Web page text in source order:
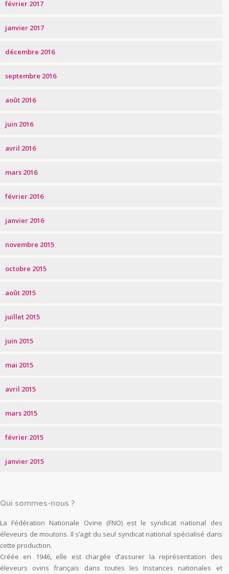
février 2017
janvier 2017
décembre 2016
septembre 2016
août 2016
juin 2016
avril 2016
mars 2016
février 2016
janvier 2016
novembre 2015
octobre 2015
août 2015
juillet 2015
juin 2015
mai 2015
avril 2015
mars 2015
février 2015
janvier 2015
Qui sommes-nous ?
La Fédération Nationale Ovine (FNO) est le syndicat national des
éleveurs de moutons. Il s’agit du seul syndicat national spécialisé dans
cette production.
Créée en 1946, elle est chargée d’assurer la représentation des
éleveurs ovins français dans toutes les Instances nationales et